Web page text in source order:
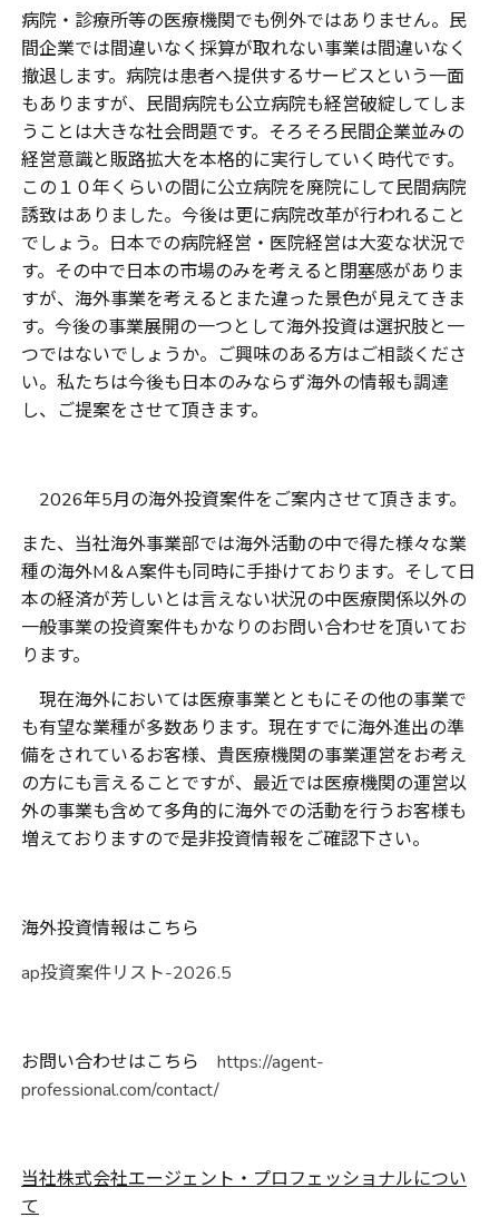
病院・診療所等の医療機関でも例外ではありません。民
間企業では間違いなく採算が取れない事業は間違いなく
撤退します。病院は患者へ提供するサービスという一面
もありますが、民間病院も公立病院も経営破綻してしま
うことは大きな社会問題です。そろそろ民間企業並みの
経営意識と販路拡大を本格的に実行していく時代です。
この１０年くらいの間に公立病院を廃院にして民間病院
誘致はありました。今後は更に病院改革が行われること
でしょう。日本での病院経営・医院経営は大変な状況で
す。その中で日本の市場のみを考えると閉塞感がありま
すが、海外事業を考えるとまた違った景色が見えてきま
す。今後の事業展開の一つとして海外投資は選択肢と一
つではないでしょうか。ご興味のある方はご相談くださ
い。私たちは今後も日本のみならず海外の情報も調達
し、ご提案をさせて頂きます。
2026年5月の海外投資案件をご案内させて頂きます。
また、当社海外事業部では海外活動の中で得た様々な業
種の海外M＆A案件も同時に手掛けております。そして日
本の経済が芳しいとは言えない状況の中医療関係以外の
一般事業の投資案件もかなりのお問い合わせを頂いてお
ります。
現在海外においては医療事業とともにその他の事業で
も有望な業種が多数あります。現在すでに海外進出の準
備をされているお客様、貴医療機関の事業運営をお考え
の方にも言えることですが、最近では医療機関の運営以
外の事業も含めて多角的に海外での活動を行うお客様も
増えておりますので是非投資情報をご確認下さい。
海外投資情報はこちら
ap投資案件リスト-2026.5
お問い合わせはこちら https://agent-
professional.com/contact/
当社株式会社エージェント・プロフェッショナルについ
て